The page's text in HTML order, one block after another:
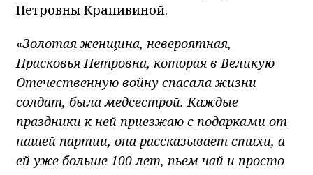
Петровны Крапивиной.
«Золотая женщина, невероятная,
Прасковья Петровна, которая в Великую
Отечественную войну спасала жизни
солдат, была медсестрой. Каждые
праздники к ней приезжаю с подарками от
нашей партии, она рассказывает стихи, а
ей уже больше 100 лет, пьем чай и просто